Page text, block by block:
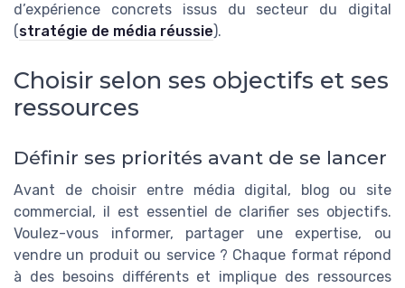
d’expérience concrets issus du secteur du digital
(stratégie de média réussie).
Choisir selon ses objectifs et ses
ressources
Définir ses priorités avant de se lancer
Avant de choisir entre média digital, blog ou site
commercial, il est essentiel de clarifier ses objectifs.
Voulez-vous informer, partager une expertise, ou
vendre un produit ou service ? Chaque format répond
à des besoins différents et implique des ressources